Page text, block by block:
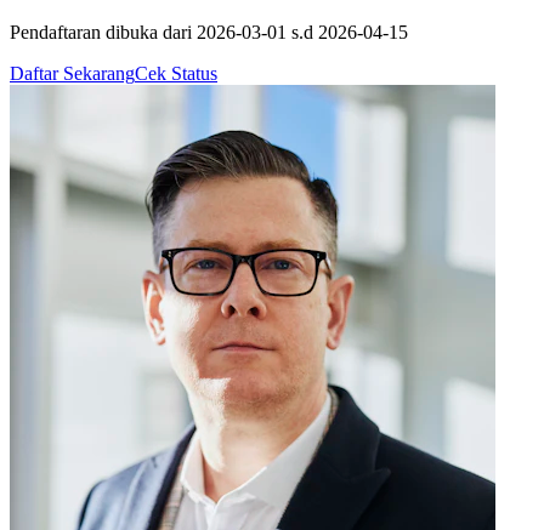
Pendaftaran dibuka dari 2026-03-01 s.d 2026-04-15
Daftar SekarangCek Status